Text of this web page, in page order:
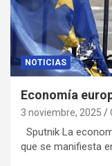
NOTICIAS
Economía
3 noviembre, 2025
Sputnik La
que se manifiesta